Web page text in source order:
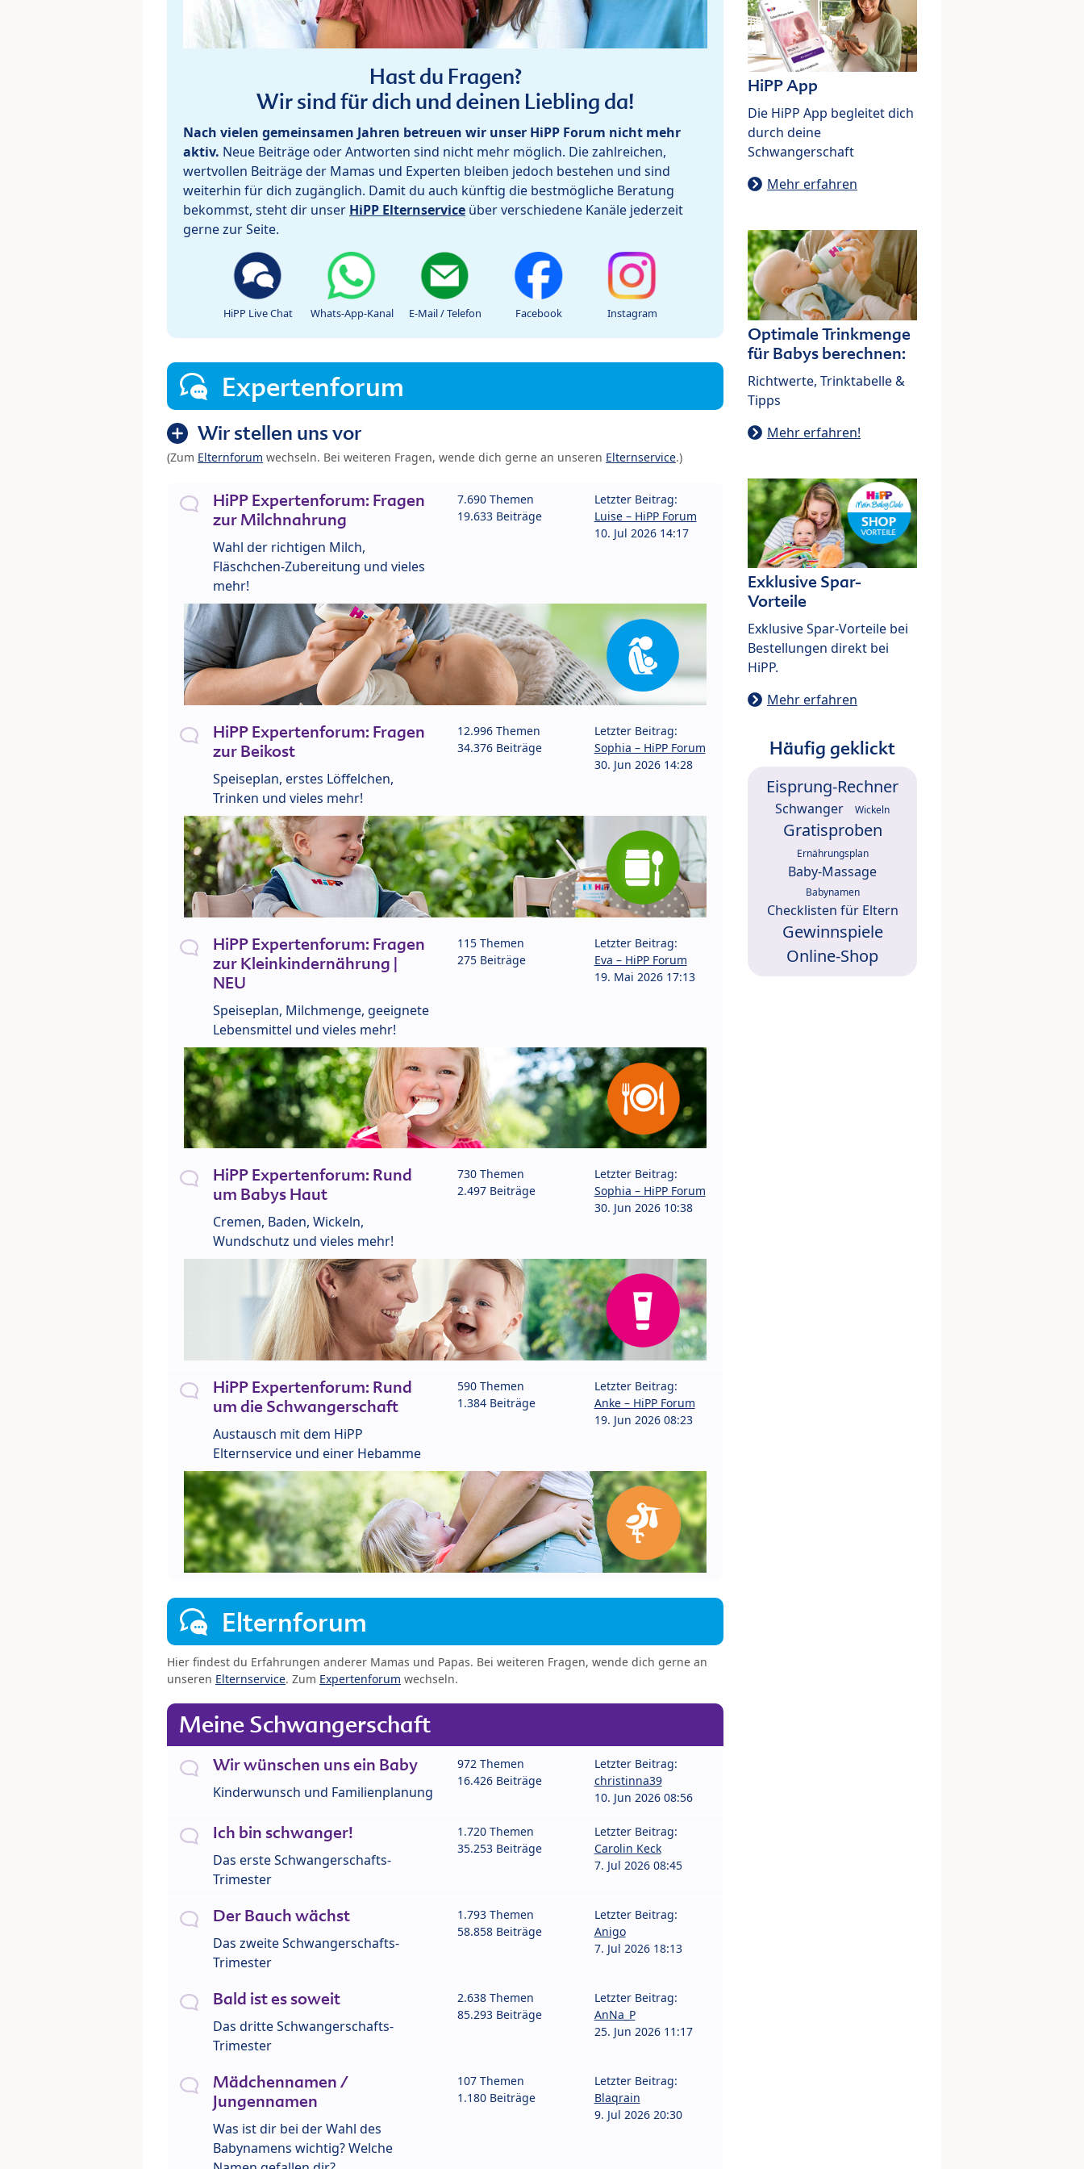
Hast du Fragen?
Wir sind für dich und deinen Liebling da!
Nach vielen gemeinsamen Jahren betreuen wir unser HiPP Forum nicht mehr
aktiv. Neue Beiträge oder Antworten sind nicht mehr möglich. Die zahlreichen,
wertvollen Beiträge der Mamas und Experten bleiben jedoch bestehen und sind
weiterhin für dich zugänglich. Damit du auch künftig die bestmögliche Beratung
bekommst, steht dir unser HiPP Elternservice über verschiedene Kanäle jederzeit
gerne zur Seite.
HiPP Live Chat Whats-App-Kanal E-Mail / Telefon Facebook Instagram
Expertenforum
Wir stellen uns vor
(Zum Elternforum wechseln. Bei weiteren Fragen, wende dich gerne an unseren Elternservice.)
HiPP Expertenforum: Fragen
zur Milchnahrung
Wahl der richtigen Milch,
Fläschchen-Zubereitung und vieles
mehr!
7.690 Themen
19.633 Beiträge
Letzter Beitrag:
Luise – HiPP Forum
10. Jul 2026 14:17
HiPP Expertenforum: Fragen
zur Beikost
Speiseplan, erstes Löffelchen,
Trinken und vieles mehr!
12.996 Themen
34.376 Beiträge
Letzter Beitrag:
Sophia – HiPP Forum
30. Jun 2026 14:28
HiPP Expertenforum: Fragen
zur Kleinkindernährung |
NEU
Speiseplan, Milchmenge, geeignete
Lebensmittel und vieles mehr!
115 Themen
275 Beiträge
Letzter Beitrag:
Eva – HiPP Forum
19. Mai 2026 17:13
HiPP Expertenforum: Rund
um Babys Haut
Cremen, Baden, Wickeln,
Wundschutz und vieles mehr!
730 Themen
2.497 Beiträge
Letzter Beitrag:
Sophia – HiPP Forum
30. Jun 2026 10:38
HiPP Expertenforum: Rund
um die Schwangerschaft
Austausch mit dem HiPP
Elternservice und einer Hebamme
590 Themen
1.384 Beiträge
Letzter Beitrag:
Anke – HiPP Forum
19. Jun 2026 08:23
Elternforum
Hier findest du Erfahrungen anderer Mamas und Papas. Bei weiteren Fragen, wende dich gerne an
unseren Elternservice. Zum Expertenforum wechseln.
Meine Schwangerschaft
Wir wünschen uns ein Baby
Kinderwunsch und Familienplanung
972 Themen
16.426 Beiträge
Letzter Beitrag:
christinna39
10. Jun 2026 08:56
Ich bin schwanger!
Das erste Schwangerschafts-
Trimester
1.720 Themen
35.253 Beiträge
Letzter Beitrag:
Carolin Keck
7. Jul 2026 08:45
Der Bauch wächst
Das zweite Schwangerschafts-
Trimester
1.793 Themen
58.858 Beiträge
Letzter Beitrag:
Anigo
7. Jul 2026 18:13
Bald ist es soweit
Das dritte Schwangerschafts-
Trimester
2.638 Themen
85.293 Beiträge
Letzter Beitrag:
AnNa_P
25. Jun 2026 11:17
Mädchennamen /
Jungennamen
Was ist dir bei der Wahl des
Babynamens wichtig? Welche
107 Themen
1.180 Beiträge
Letzter Beitrag:
Blaqrain
9. Jul 2026 20:30
HiPP App
Die HiPP App begleitet dich
durch deine
Schwangerschaft
Mehr erfahren
Optimale Trinkmenge
für Babys berechnen:
Richtwerte, Trinktabelle &
Tipps
Mehr erfahren!
Exklusive Spar-
Vorteile
Exklusive Spar-Vorteile bei
Bestellungen direkt bei
HiPP.
Mehr erfahren
Häufig geklickt
Eisprung-Rechner
Schwanger Wickeln
Gratisproben
Ernährungsplan
Baby-Massage
Babynamen
Checklisten für Eltern
Gewinnspiele
Online-Shop